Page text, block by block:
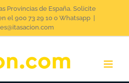
Provincias de España. Solicite
el 900 73 29 10 o Whatsapp